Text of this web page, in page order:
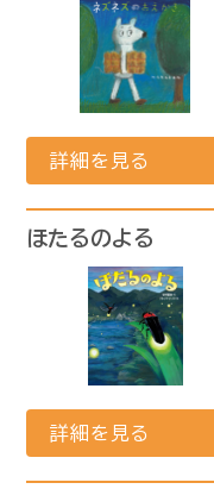
詳細を見る
ほたるのよる
詳細を見る